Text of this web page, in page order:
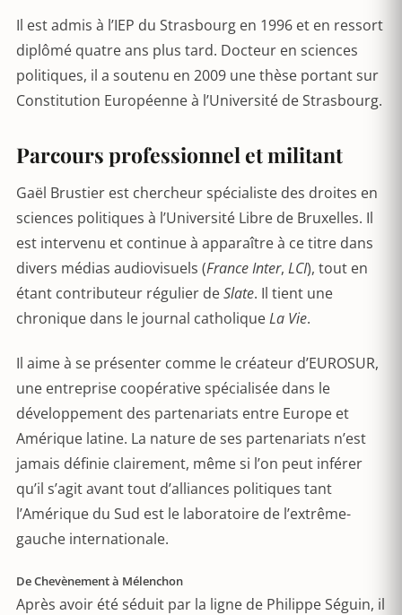
Il est admis à l’IEP du Strasbourg en 1996 et en ressort
diplômé quatre ans plus tard. Docteur en sciences
politiques, il a soutenu en 2009 une thèse portant sur
Constitution Européenne à l’Université de Strasbourg.
Parcours professionnel et militant
Gaël Brustier est chercheur spécialiste des droites en
sciences politiques à l’Université Libre de Bruxelles. Il
est intervenu et continue à apparaître à ce titre dans
divers médias audiovisuels (France Inter, LCI), tout en
étant contributeur régulier deSlate. Il tient une
chronique dans le journal catholiqueLa Vie.
Il aime à se présenter comme le créateur d’EUROSUR,
une entreprise coopérative spécialisée dans le
développement des partenariats entre Europe et
Amérique latine. La nature de ses partenariats n’est
jamais définie clairement, même si l’on peut inférer
qu’il s’agit avant tout d’alliances politiques tant
l’Amérique du Sud est le laboratoire de l’extrême-
gauche internationale.
De Chevènement à Mélenchon
Après avoir été séduit par la ligne de Philippe Séguin, il